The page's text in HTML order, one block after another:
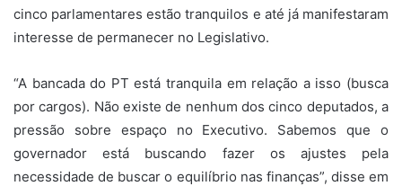
cinco parlamentares estão tranquilos e até já manifestaram
interesse de permanecer no Legislativo.
“A bancada do PT está tranquila em relação a isso (busca
por cargos). Não existe de nenhum dos cinco deputados, a
pressão sobre espaço no Executivo. Sabemos que o
governador está buscando fazer os ajustes pela
necessidade de buscar o equilíbrio nas finanças”, disse em